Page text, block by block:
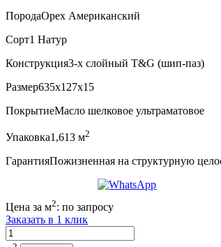
ПородаОрех Американский
Сорт1 Натур
Конструкция3-х слойный T&G (шип-паз)
Размер635x127x15
ПокрытиеМасло шелковое ультраматовое
Упаковка1,613 м2
ГарантияПожизненная на структурную
Цена за м2: по запросу
Заказать в 1 клик
Количество